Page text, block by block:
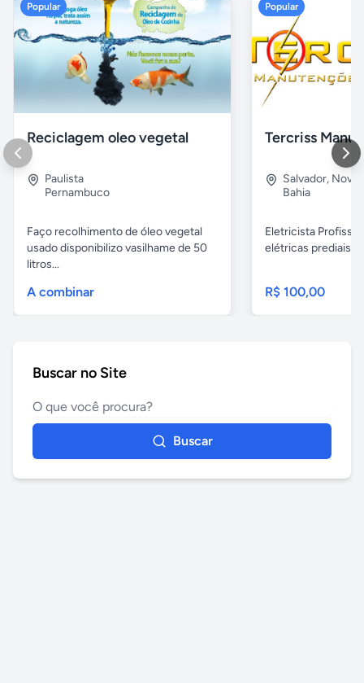
Popular
Reciclagem oleo vegetal
Paulista
Pernambuco
Faço recolhimento de óleo vegetal
usado disponibilizo vasilhame de 50
litros...
A combinar
Popular
Salvador, Nova
Bahia
Eletricista
elétricas prediais e
R$ 100,00
Buscar no Site
Buscar